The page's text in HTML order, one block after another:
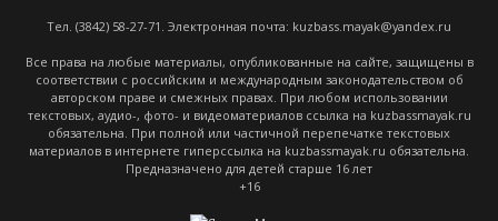
Тел. (3842) 58-27-71. Электронная почта: kuzbass.mayak@yandex.ru
Все права на любые материалы, опубликованные на сайте, защищены в
соответствии с российским и международным законодательством об
авторском праве и смежных правах. При любом использовании
текстовых, аудио-, фото- и видеоматериалов ссылка на kuzbassmayak.ru
обязательна. При полной или частичной перепечатке текстовых
материалов в интернете гиперссылка на kuzbassmayak.ru обязательна.
Предназначено для детей старше 16 лет
+16